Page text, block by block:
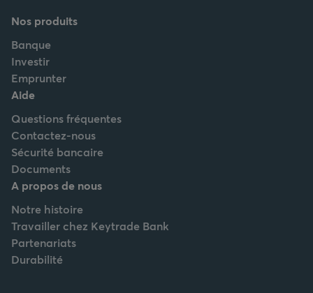
Nos produits
Banque
Investir
Emprunter
Aide
Questions fréquentes
Contactez-nous
Sécurité bancaire
Documents
A propos de nous
Notre histoire
Travailler chez Keytrade Bank
Partenariats
Durabilité